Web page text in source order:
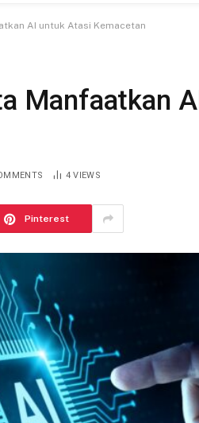
AI untuk Atasi Kemacetan
Manfaatkan
4VIEWS
Pinterest